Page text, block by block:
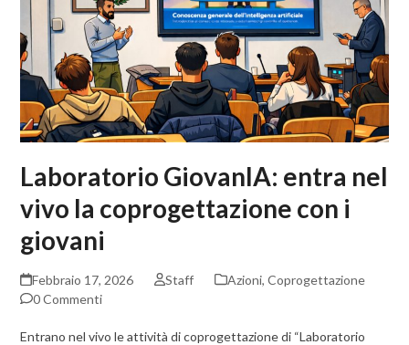
Laboratorio GiovanIA: entra nel
vivo la coprogettazione con i
giovani
Febbraio 17, 2026 Staff Azioni, Coprogettazione
0 Commenti
Entrano nel vivo le attività di coprogettazione di “Laboratorio